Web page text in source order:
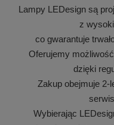
Lampy LEDesign są
z
co gwarantuje
Oferujemy
dzięki
Zakup obejmuje 2-
Wybierając